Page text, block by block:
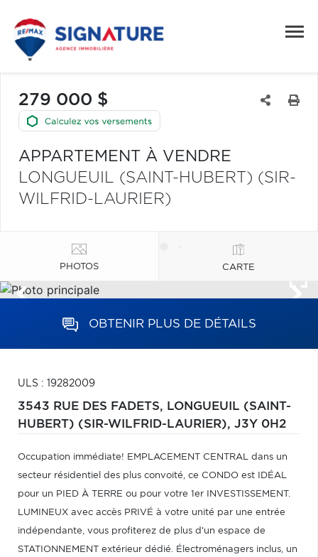
279 000 $
APPARTEMENT À VENDRE
LONGUEUIL (SAINT-HUBERT) (SIR-
WILFRID-LAURIER)
PHOTOS CARTE
OBTENIR PLUS DE DÉTAILS
ULS : 19282009
3543 RUE DES FADETS, LONGUEUIL (SAINT-
HUBERT) (SIR-WILFRID-LAURIER), J3Y 0H2
Occupation immédiate! EMPLACEMENT CENTRAL dans un
secteur résidentiel des plus convoité, ce CONDO est IDÉAL
pour un PIED À TERRE ou pour votre 1er INVESTISSEMENT.
LUMINEUX avec accès PRIVÉ à votre unité par une entrée
indépendante, vous profiterez de plus d'un espace de
STATIONNEMENT extérieur dédié. Électroménagers inclus, un